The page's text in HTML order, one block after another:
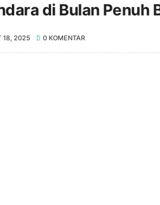
di Bulan Penuh
18, 2025 0 KOMENTAR